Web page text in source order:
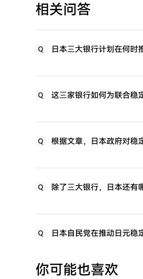
相关问答
Q 日本三大银行计划在何时
Q 这三家银行如何为联合稳
Q 根据文章，日本政府对稳
Q 除了三大银行，日本还有
Q 日本自民党在推动日元稳
你可能也喜欢